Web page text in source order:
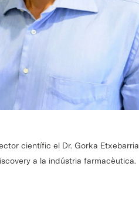
científic el Dr. Gorka Etxebarria,
a la indústria farmacèutica.